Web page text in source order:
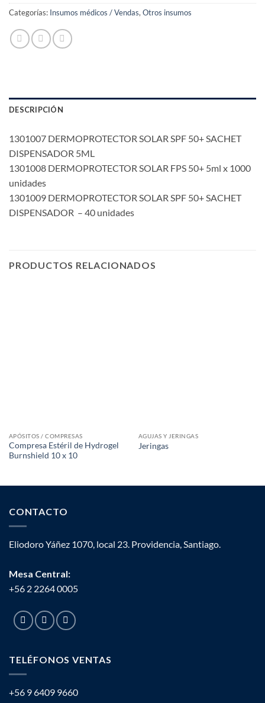
Categorías: Insumos médicos / Vendas,Otros insumos
DESCRIPCIÓN
1301007 DERMOPROTECTOR SOLAR SPF 50+ SACHET
DISPENSADOR 5ML
1301008 DERMOPROTECTOR SOLAR FPS 50+ 5ml x 1000
unidades
1301009 DERMOPROTECTOR SOLAR SPF 50+ SACHET
DISPENSADOR – 40 unidades
PRODUCTOS RELACIONADOS
APÓSITOS / COMPRESAS
Compresa Estéril de Hydrogel
Burnshield 10 x 10
AGUJAS Y JERINGAS
Jeringas
CONTACTO
Eliodoro Yáñez 1070, local 23. Providencia, Santiago.
Mesa Central:
+56 2 2264 0005
TELÉFONOS VENTAS
+56 9 6409 9660